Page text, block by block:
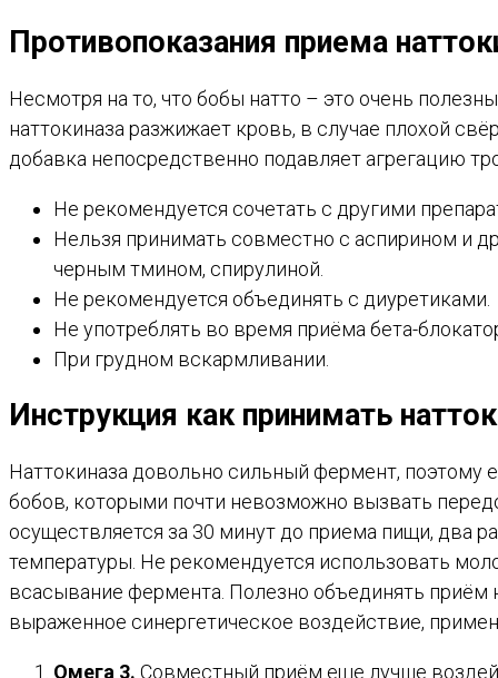
Противопоказания приема
Несмотря на то, что бобы натто – это очень
наттокиназа разжижает кровь, в случае плохой
добавка непосредственно подавляет агрегацию
Не рекомендуется сочетать с другими
Нельзя принимать совместно с аспирином и
черным тмином, спирулиной.
Не рекомендуется объединять с диуретиками.
Не употреблять во время приёма бета-
При грудном вскармливании.
Инструкция как принимать
Наттокиназа довольно сильный фермент, поэтому
бобов, которыми почти невозможно вызвать
осуществляется за 30 минут до приема пищи, два
температуры. Не рекомендуется использовать
всасывание фермента. Полезно объединять
выраженное синергетическое воздействие,
Омега 3. Совместный приём еще лучше